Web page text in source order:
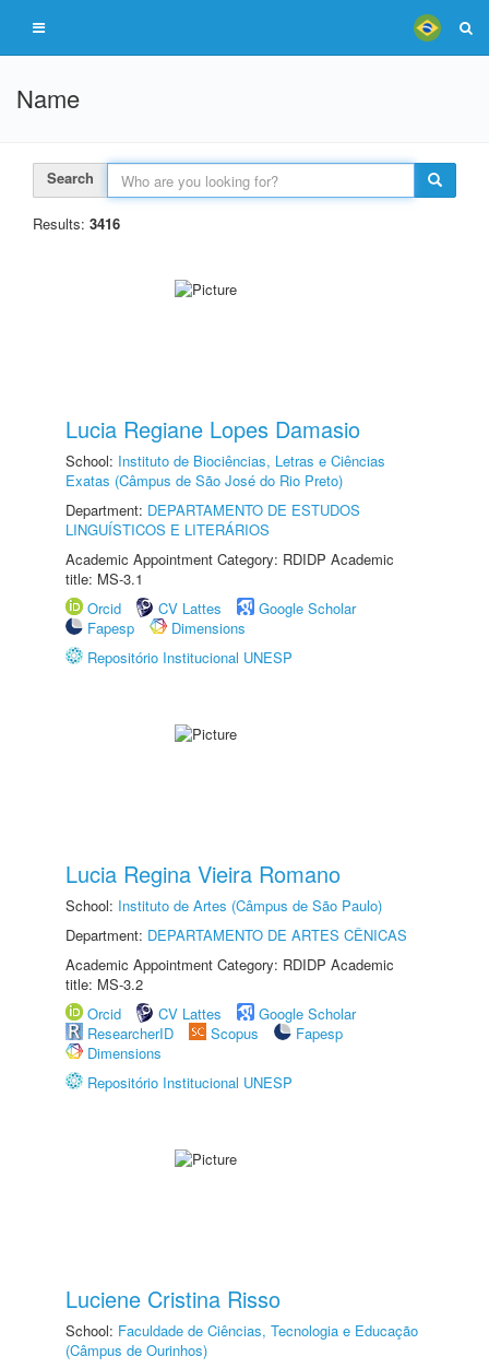
Name
Search
Results: 3416
Lucia Regiane Lopes Damasio
School: Instituto de Biociências, Letras e Ciências
Exatas (Câmpus de São José do Rio Preto)
Department: DEPARTAMENTO DE ESTUDOS
LINGUÍSTICOS E LITERÁRIOS
Academic Appointment Category: RDIDP Academic
title: MS-3.1
Orcid
CV Lattes
Google Scholar
Fapesp
Dimensions
Repositório Institucional UNESP
Lucia Regina Vieira Romano
School: Instituto de Artes (Câmpus de São Paulo)
Department: DEPARTAMENTO DE ARTES CÊNICAS
Academic Appointment Category: RDIDP Academic
title: MS-3.2
Orcid
CV Lattes
Google Scholar
ResearcherID
Scopus
Fapesp
Dimensions
Repositório Institucional UNESP
Luciene Cristina Risso
School: Faculdade de Ciências, Tecnologia e Educação
(Câmpus de Ourinhos)